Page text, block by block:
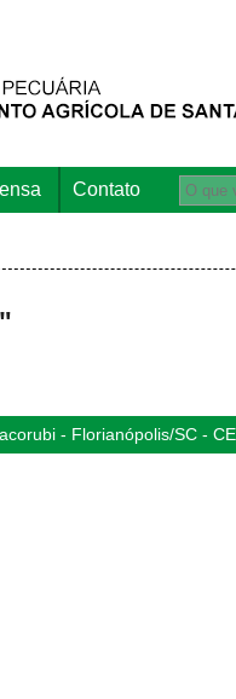
Contato
- Florianópolis/SC -